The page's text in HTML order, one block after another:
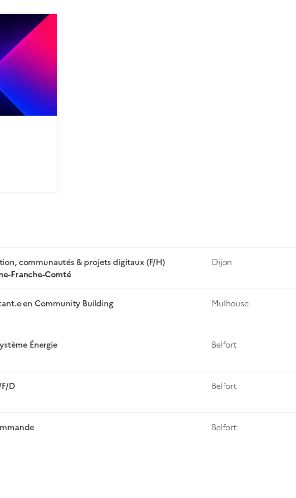
communautés & projets digitaux (F/H)
Franche-Comté
Dijon
en Community Building
Mulhouse
Énergie
Belfort
D
Belfort
Belfort